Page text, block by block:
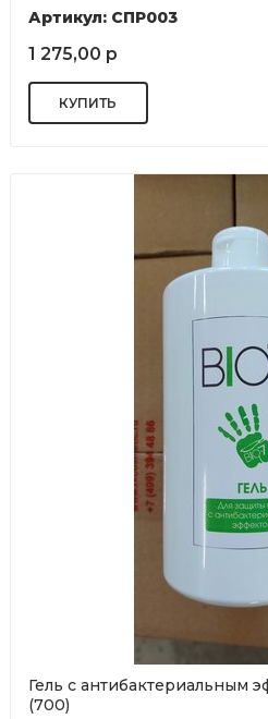
Артикул: СПР003
1 275,00 р
Гель с антибактериальным
(700)